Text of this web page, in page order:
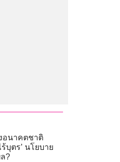
อนาคตชาติ
บุตร’ นโยบาย
?